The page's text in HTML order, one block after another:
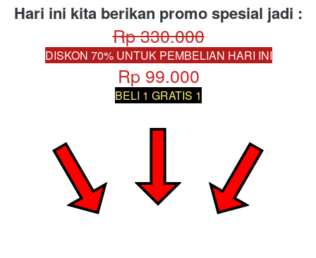
Hari ini kita berikan promo spesial jadi :
Rp 330.000
DISKON 70% UNTUK PEMBELIAN HARI INI
Rp 99.000
BELI 1 GRATIS 1